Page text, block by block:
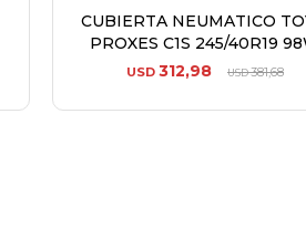
CUBIERTA NEUMATICO
PROXES C1S 245/40R19
USD 312,98 USD381,68